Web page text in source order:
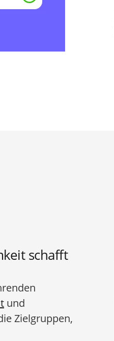
schafft
und
Zielgruppen,